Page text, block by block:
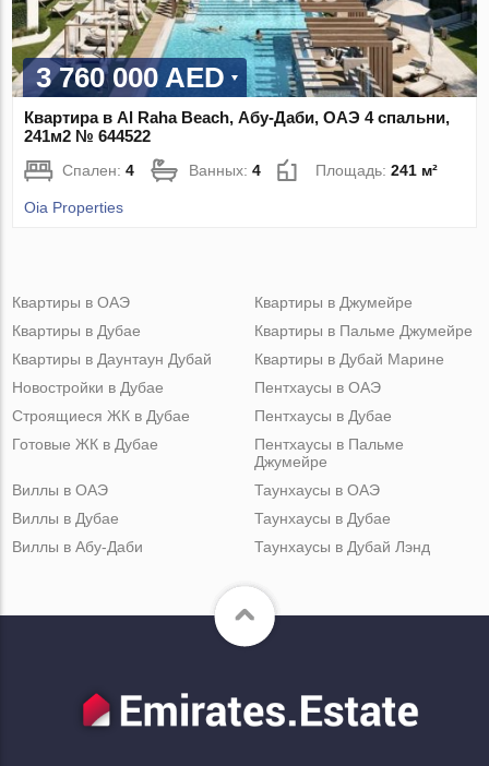
3 760 000 AED
Квартира в Al Raha Beach, Абу-Даби, ОАЭ 4 спальни,
241м2 № 644522
Спален:4 Ванных:4 Площадь:241 м²
Oia Properties
Квартиры в ОАЭ
Квартиры в Дубае
Квартиры в Даунтаун Дубай
Квартиры в Джумейре
Квартиры в Пальме Джумейре
Квартиры в Дубай Марине
Новостройки в Дубае
Строящиеся ЖК в Дубае
Готовые ЖК в Дубае
Пентхаусы в ОАЭ
Пентхаусы в Дубае
Пентхаусы в Пальме
Джумейре
Виллы в ОАЭ
Виллы в Дубае
Виллы в Абу-Даби
Таунхаусы в ОАЭ
Таунхаусы в Дубае
Таунхаусы в Дубай Лэнд